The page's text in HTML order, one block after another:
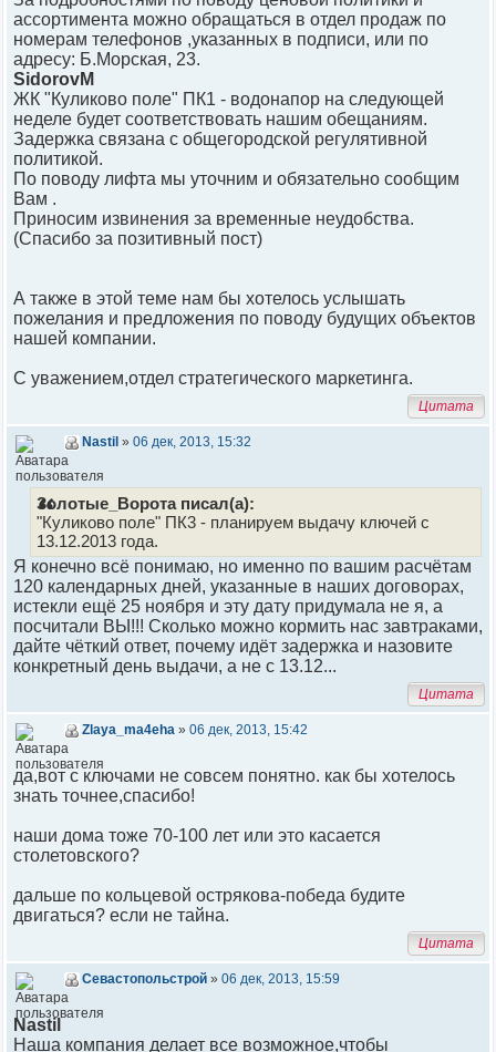
ассортимента можно обращаться в отдел продаж по
номерам телефонов ,указанных в подписи, или по
адресу: Б.Морская, 23.
SidorovM
ЖК "Куликово поле" ПК1 - водонапор на следующей
неделе будет соответствовать нашим обещаниям.
Задержка связана с общегородской регулятивной
политикой.
По поводу лифта мы уточним и обязательно сообщим
Вам .
Приносим извинения за временные неудобства.
(Спасибо за позитивный пост)
А также в этой теме нам бы хотелось услышать
пожелания и предложения по поводу будущих объектов
нашей компании.
С уважением,отдел стратегического маркетинга.
Цитата
Nastil » 06 дек, 2013, 15:32
Золотые_Ворота писал(а):
"Куликово поле" ПК3 - планируем выдачу ключей с
13.12.2013 года.
Я конечно всё понимаю, но именно по вашим расчётам
120 календарных дней, указанные в наших договорах,
истекли ещё 25 ноября и эту дату придумала не я, а
посчитали ВЫ!!! Сколько можно кормить нас завтраками,
дайте чёткий ответ, почему идёт задержка и назовите
конкретный день выдачи, а не с 13.12...
Цитата
Zlaya_ma4eha » 06 дек, 2013, 15:42
да,вот с ключами не совсем понятно. как бы хотелось
знать точнее,спасибо!
наши дома тоже 70-100 лет или это касается
столетовского?
дальше по кольцевой острякова-победа будите
двигаться? если не тайна.
Цитата
Севастопольстрой » 06 дек, 2013, 15:59
Nastil
Наша компания делает все возможное,чтобы